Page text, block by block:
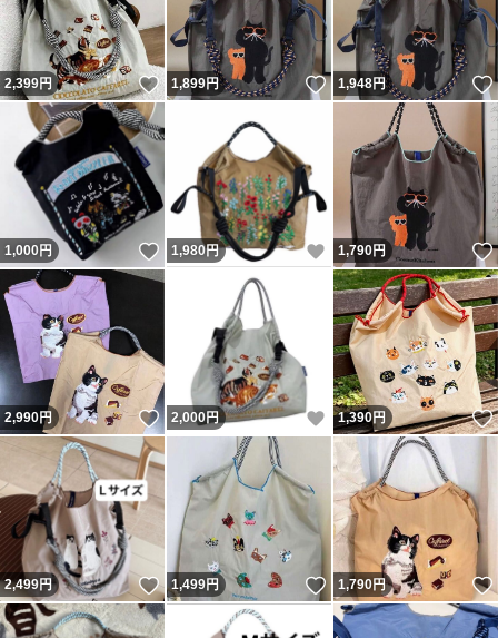
2,399円 いいね！
1,899円 いいね！
1,948円
1,000円 いいね！
1,980円 いいね！
1,790円
2,990円 いいね！
2,000円 いいね！
1,390円
2,499円 いいね！
1,499円 いいね！
1,790円